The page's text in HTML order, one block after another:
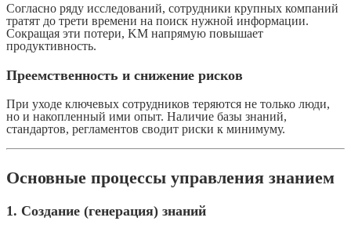
Согласно ряду исследований, сотрудники крупных компаний
тратят до трети времени на поиск нужной информации.
Сокращая эти потери, KM напрямую повышает
продуктивность.
Преемственность и снижение рисков
При уходе ключевых сотрудников теряются не только люди,
но и накопленный ими опыт. Наличие базы знаний,
стандартов, регламентов сводит риски к минимуму.
Основные процессы управления знанием
1. Создание (генерация) знаний